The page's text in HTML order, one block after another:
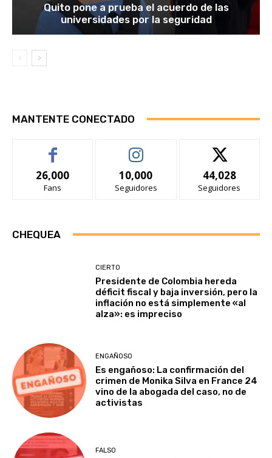
Quito pone a prueba el acuerdo de las
universidades por la seguridad
MANTENTE CONECTADO
26,000
Fans
10,000
Seguidores
44,028
Seguidores
CHEQUEA
CIERTO
Presidente de Colombia hereda
déficit fiscal y baja inversión, pero la
inflación no está simplemente «al
alza»: es impreciso
ENGAÑOSO
Es engañoso: La confirmación del
crimen de Monika Silva en France 24
vino de la abogada del caso, no de
activistas
FALSO